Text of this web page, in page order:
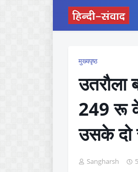
मुख्यपृष्ठ
उतरौला
249 रू
उसके दो
Sangharsh